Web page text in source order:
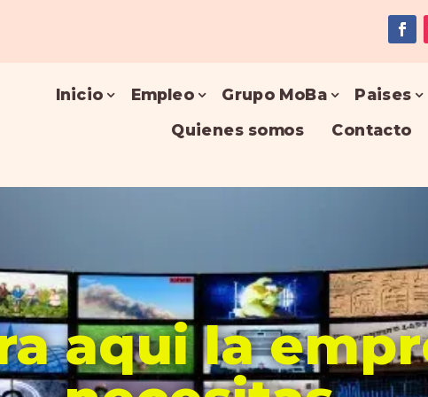
Inicio Empleo Grupo MoBa
Paises
Quienes somos
Contacto
aqui la